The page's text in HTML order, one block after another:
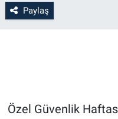
Paylaş
Özel Güvenlik
Teknoloji
Niğde